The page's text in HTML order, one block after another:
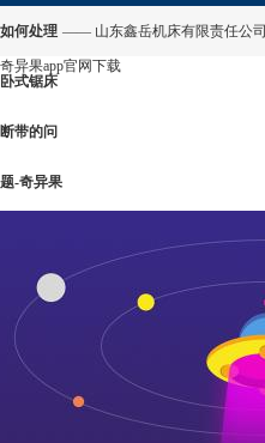
如何处理
卧式锯床
断带的问
题-奇异果
—— 山东鑫岳机床有限责任公司
奇异果app官网下载